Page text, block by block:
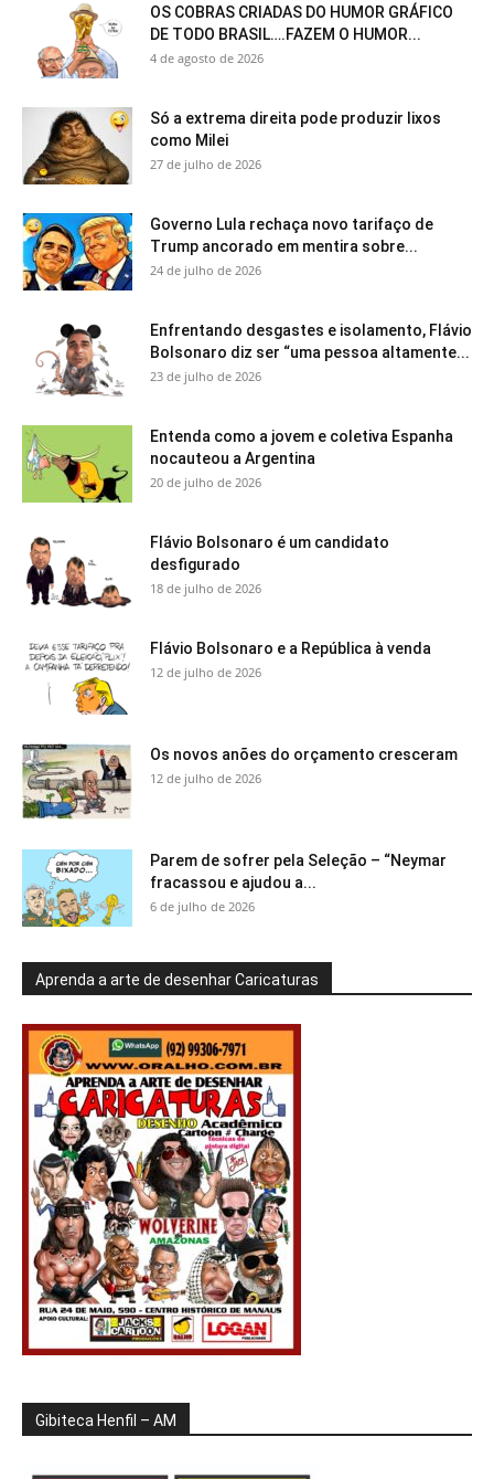
OS COBRAS CRIADAS DO HUMOR GRÁFICO
DE TODO BRASIL….FAZEM O HUMOR...
4 de agosto de 2026
Só a extrema direita pode produzir lixos
como Milei
27 de julho de 2026
Governo Lula rechaça novo tarifaço de
Trump ancorado em mentira sobre...
24 de julho de 2026
Enfrentando desgastes e isolamento, Flávio
Bolsonaro diz ser “uma pessoa altamente...
23 de julho de 2026
Entenda como a jovem e coletiva Espanha
nocauteou a Argentina
20 de julho de 2026
Flávio Bolsonaro é um candidato
desfigurado
18 de julho de 2026
Flávio Bolsonaro e a República à venda
12 de julho de 2026
Os novos anões do orçamento cresceram
12 de julho de 2026
Parem de sofrer pela Seleção – “Neymar
fracassou e ajudou a...
6 de julho de 2026
Aprenda a arte de desenhar Caricaturas
Gibiteca Henfil – AM